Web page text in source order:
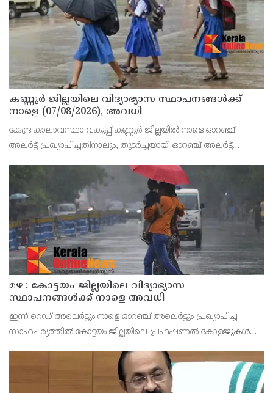
കണ്ണൂർ ജില്ലയിലെ വിദ്യാഭ്യാസ സ്ഥാപനങ്ങള്‍ക്ക്
നാളെ (07/08/2026), അവധി
കേന്ദ്ര കാലാവസ്ഥാ വകുപ്പ് കണ്ണൂർ ജില്ലയിൽ നാളെ ഓറഞ്ച്
അലർട്ട് പ്രഖ്യാപിച്ചതിനാലും, തുടർച്ചയായി ഓറഞ്ച് അലർട്ട്
ജില്ലയിലെ പ്രൊഫഷണൽ കോളേജ് ഉൾപ്പടെ എല
മഴ : കോട്ടയം ജില്ലയിലെ വിദ്യാഭ്യാസ
സ്ഥാപനങ്ങൾക്ക് നാളെ അവധി
ഇന്ന് റെഡ് അലെർട്ടും നാളെ ഓറഞ്ച് അലെർട്ടും പ്രഖ്യാപിച്ച
സാഹചര്യത്തിൽ കോട്ടയം ജില്ലയിലെ പ്രഫഷണൽ കോളജുകൾ
വെള്ളി) ജില്ലാ കളക്ടർ ചേതൻ കുമാർ മീ